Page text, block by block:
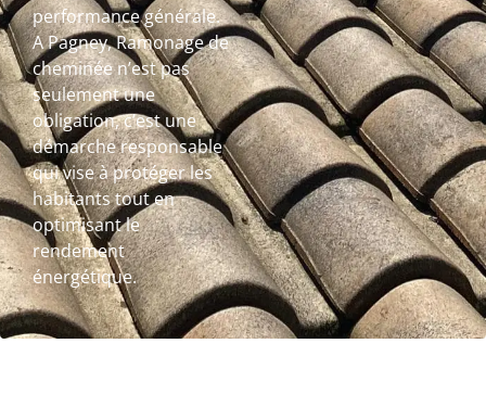
performance générale.
A Pagney, Ramonage de
cheminée n’est pas
seulement une
obligation, c’est une
démarche responsable
qui vise à protéger les
habitants tout en
optimisant le
rendement
énergétique.